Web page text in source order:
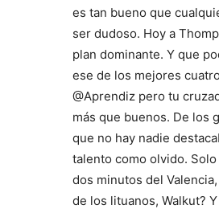
es tan bueno que
ser dudoso. Hoy a
plan dominante. Y que
ese de los mejores
@Aprendiz pero tu
más que buenos. De los
que no hay nadie
talento como olvido.
dos minutos del
de los lituanos, Walkut?